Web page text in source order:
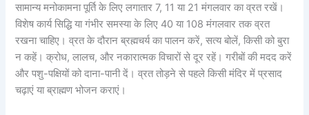
सामान्य मनोकामना पूर्ति के लिए लगातार 7, 11 या 21 मंगलवार का व्रत रखें।
विशेष कार्य सिद्धि या गंभीर समस्या के लिए 40 या 108 मंगलवार तक व्रत
रखना चाहिए। व्रत के दौरान ब्रह्मचर्य का पालन करें, सत्य बोलें, किसी को बुरा
न कहें। क्रोध, लालच, और नकारात्मक विचारों से दूर रहें। गरीबों की मदद करें
और पशु-पक्षियों को दाना-पानी दें। व्रत तोड़ने से पहले किसी मंदिर में प्रसाद
चढ़ाएं या ब्राह्मण भोजन कराएं।